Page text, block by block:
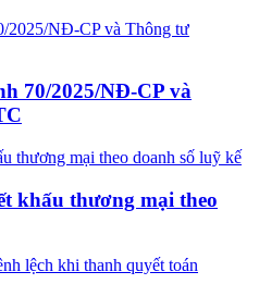
70/2025/NĐ-CP và
khấu thương mại theo